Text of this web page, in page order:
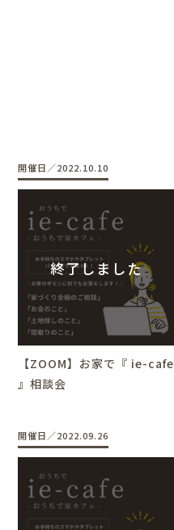
開催日／2022.10.10
【ZOOM】お家で『 ie-cafe
』相談会
開催日／2022.09.26